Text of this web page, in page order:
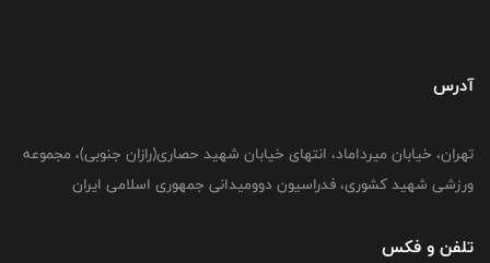
آدرس
تهران، خیابان میرداماد، انتهای خیابان شهید حصاری(رازان جنوبی)، مجموعه
ورزشی شهید کشوری، فدراسیون دوومیدانی جمهوری اسلامی ایران
تلفن و فکس